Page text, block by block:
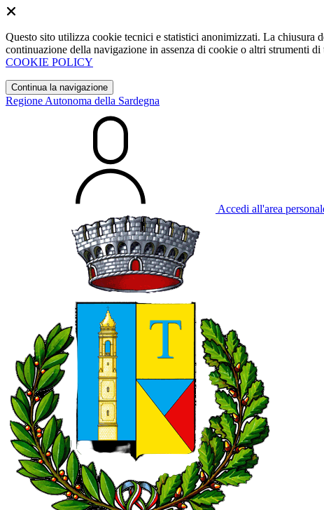
Questo sito utilizza cookie tecnici e statistici anonimizzati. La chiusura
continuazione della navigazione in assenza di cookie o altri strumenti
COOKIE POLICY
Continua la navigazione
Regione Autonoma della Sardegna
Accedi all'area